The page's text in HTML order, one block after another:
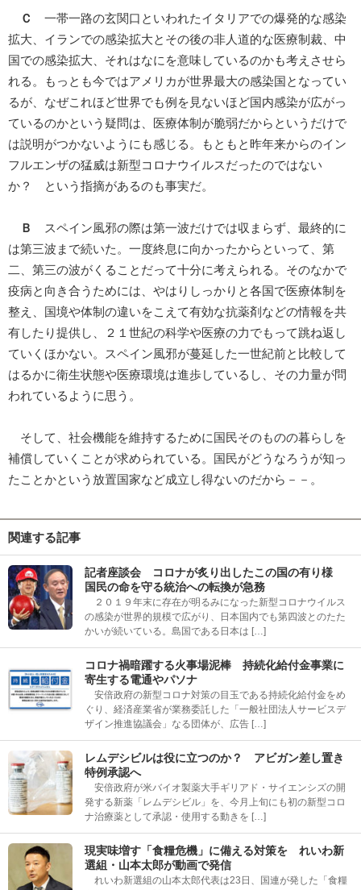
Ｃ 一帯一路の玄関口といわれたイタリアでの爆発的な感染
拡大、イランでの感染拡大とその後の非人道的な医療制裁、中
国での感染拡大、それはなにを意味しているのかも考えさせら
れる。もっとも今ではアメリカが世界最大の感染国となってい
るが、なぜこれほど世界でも例を見ないほど国内感染が広がっ
ているのかという疑問は、医療体制が脆弱だからというだけで
は説明がつかないようにも感じる。もともと昨年来からのイン
フルエンザの猛威は新型コロナウイルスだったのではない
か？ という指摘があるのも事実だ。
Ｂ
スペイン風邪の際は第一波だけでは収まらず、最終的に
は第三波まで続いた。一度終息に向かったからといって、第
二、第三の波がくることだって十分に考えられる。そのなかで
疫病と向き合うためには、やはりしっかりと各国で医療体制を
整え、国境や体制の違いをこえて有効な抗薬剤などの情報を共
有したり提供し、２１世紀の科学や医療の力でもって跳ね返し
ていくほかない。スペイン風邪が蔓延した一世紀前と比較して
はるかに衛生状態や医療環境は進歩しているし、その力量が問
われているように思う。
そして、社会機能を維持するために国民そのものの暮らしを
補償していくことが求められている。国民がどうなろうが知っ
たことかという放置国家など成立し得ないのだから－－。
関連する記事
記者座談会 コロナが炙り出したこの国の有り様
国民の命を守る統治への転換が急務
２０１９年末に存在が明るみになった新型コロナウイルス
の感染が世界的規模で広がり、日本国内でも第四波とのたた
かいが続いている。島国である日本は […]
コロナ禍暗躍する火事場泥棒 持続化給付金事業に
寄生する電通やパソナ
安倍政府の新型コロナ対策の目玉である持続化給付金をめ
ぐり、経済産業省が業務委託した「一般社団法人サービスデ
ザイン推進協議会」なる団体が、広告 […]
レムデシビルは役に立つのか？ アビガン差し置き
特例承認へ
安倍政府が米バイオ製薬大手ギリアド・サイエンシズの開
発する新薬「レムデシビル」を、今月上旬にも初の新型コロ
ナ治療薬として承認・使用する動きを […]
現実味増す「食糧危機」に備える対策を れいわ新
選組・山本太郎が動画で発信
れいわ新選組の山本太郎代表は23日、国連が発した「食糧